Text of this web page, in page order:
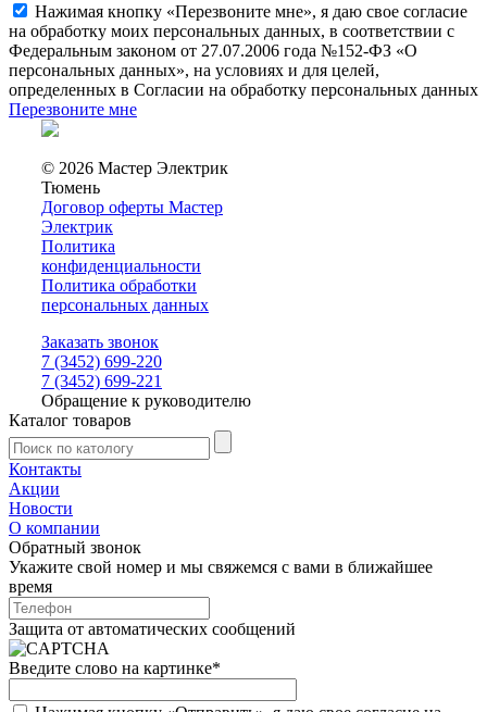
Нажимая кнопку «Перезвоните мне», я даю свое согласие
на обработку моих персональных данных, в соответствии с
Федеральным законом от 27.07.2006 года №152-ФЗ «О
персональных данных», на условиях и для целей,
определенных в Согласии на обработку персональных данных
Перезвоните мне
© 2026 Мастер Электрик
Тюмень
Договор оферты Мастер
Электрик
Политика
конфиденциальности
Политика обработки
персональных данных
Заказать звонок
7 (3452) 699-220
7 (3452) 699-221
Обращение к руководителю
Каталог товаров
Контакты
Акции
Новости
О компании
Обратный звонок
Укажите свой номер и мы свяжемся с вами в ближайшее
время
Защита от автоматических сообщений
Введите слово на картинке*